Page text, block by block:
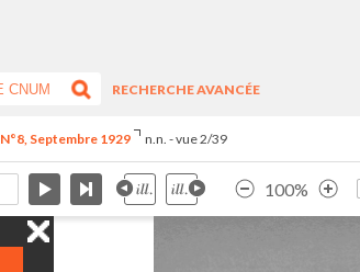
RECHERCHE AVANCÉE
Septembre 1929 n.n. - vue 2/39
100%